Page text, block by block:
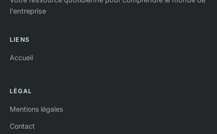
l'entreprise
LIENS
Accueil
LÉGAL
Mentions légales
Contact